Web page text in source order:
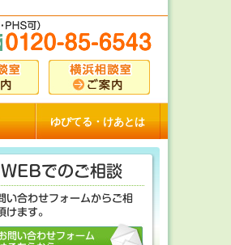
ゆぴてる・けあとは